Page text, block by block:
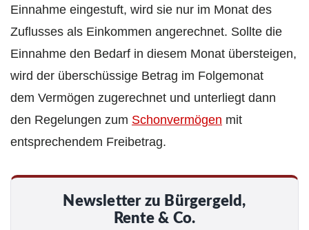
Einnahme eingestuft, wird sie nur im Monat des
Zuflusses als Einkommen angerechnet. Sollte die
Einnahme den Bedarf in diesem Monat übersteigen,
wird der überschüssige Betrag im Folgemonat
dem Vermögen zugerechnet und unterliegt dann
den Regelungen zum Schonvermögen mit
entsprechendem Freibetrag.
Newsletter zu Bürgergeld,
Rente & Co.